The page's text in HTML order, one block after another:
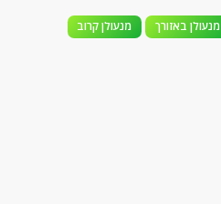
מנעולן באזורך
מנעולן קרוב